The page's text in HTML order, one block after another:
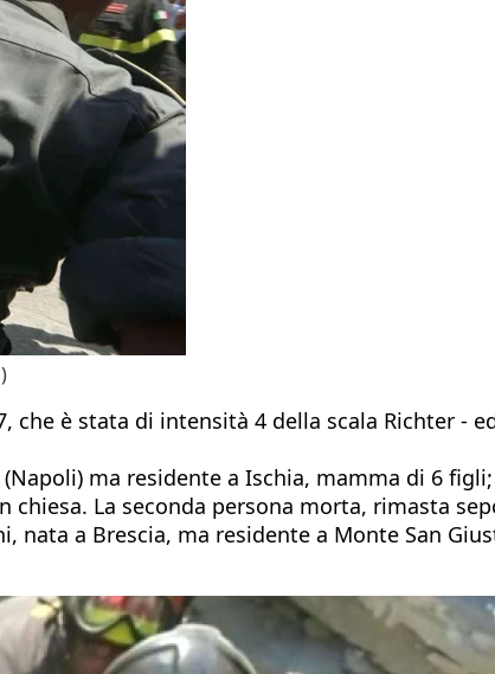
è stata di intensità 4 della scala Richter -
ma residente a Ischia, mamma di 6
La seconda persona morta, rimasta
a Brescia, ma residente a Monte San